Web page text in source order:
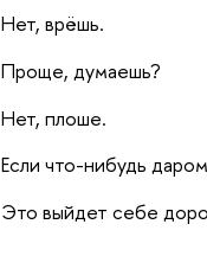
Нет, врёшь.
Проще, думаешь?
Нет, плоше.
Если что-нибудь
Это выйдет себе